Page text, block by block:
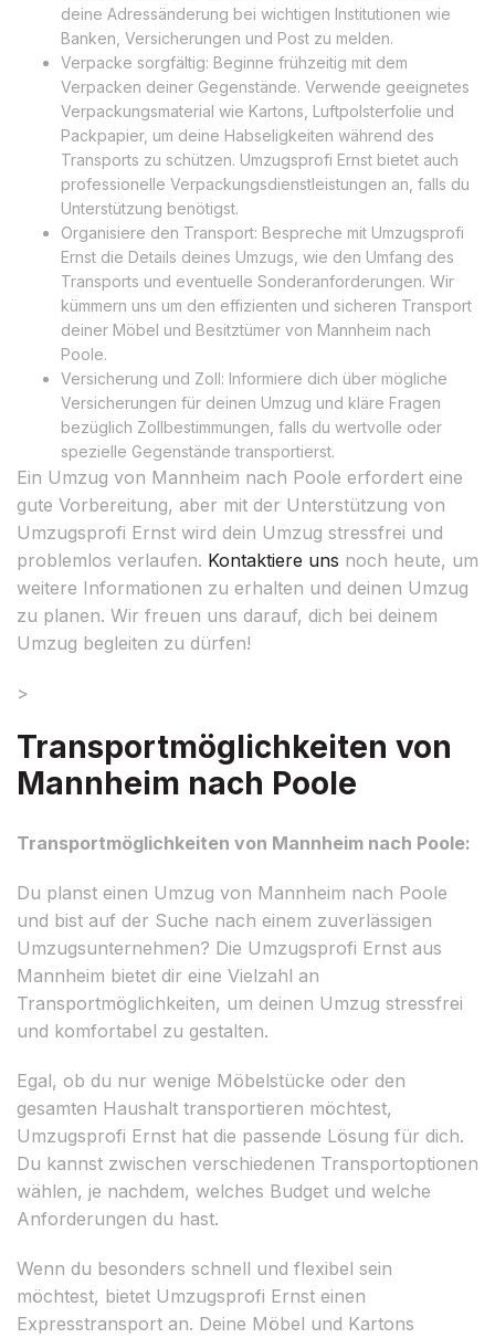
deine Adressänderung bei wichtigen Institutionen wie
Banken, Versicherungen und Post zu melden.
Verpacke sorgfältig: Beginne frühzeitig mit dem
Verpacken deiner Gegenstände. Verwende geeignetes
Verpackungsmaterial wie Kartons, Luftpolsterfolie und
Packpapier, um deine Habseligkeiten während des
Transports zu schützen. Umzugsprofi Ernst bietet auch
professionelle Verpackungsdienstleistungen an, falls du
Unterstützung benötigst.
Organisiere den Transport: Bespreche mit Umzugsprofi
Ernst die Details deines Umzugs, wie den Umfang des
Transports und eventuelle Sonderanforderungen. Wir
kümmern uns um den effizienten und sicheren Transport
deiner Möbel und Besitztümer von Mannheim nach
Poole.
Versicherung und Zoll: Informiere dich über mögliche
Versicherungen für deinen Umzug und kläre Fragen
bezüglich Zollbestimmungen, falls du wertvolle oder
spezielle Gegenstände transportierst.
Ein Umzug von Mannheim nach Poole erfordert eine
gute Vorbereitung, aber mit der Unterstützung von
Umzugsprofi Ernst wird dein Umzug stressfrei und
problemlos verlaufen. Kontaktiere uns noch heute, um
weitere Informationen zu erhalten und deinen Umzug
zu planen. Wir freuen uns darauf, dich bei deinem
Umzug begleiten zu dürfen!
>
Transportmöglichkeiten von
Mannheim nach Poole
Transportmöglichkeiten von Mannheim nach Poole:
Du planst einen Umzug von Mannheim nach Poole
und bist auf der Suche nach einem zuverlässigen
Umzugsunternehmen? Die Umzugsprofi Ernst aus
Mannheim bietet dir eine Vielzahl an
Transportmöglichkeiten, um deinen Umzug stressfrei
und komfortabel zu gestalten.
Egal, ob du nur wenige Möbelstücke oder den
gesamten Haushalt transportieren möchtest,
Umzugsprofi Ernst hat die passende Lösung für dich.
Du kannst zwischen verschiedenen Transportoptionen
wählen, je nachdem, welches Budget und welche
Anforderungen du hast.
Wenn du besonders schnell und flexibel sein
möchtest, bietet Umzugsprofi Ernst einen
Expresstransport an. Deine Möbel und Kartons